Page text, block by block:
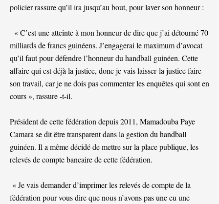
policier rassure qu’il ira jusqu’au bout, pour laver son honneur :
« C’est une atteinte à mon honneur de dire que j’ai détourné 70
milliards de francs guinéens. J’engagerai le maximum d’avocat
qu’il faut pour défendre l’honneur du handball guinéen. Cette
affaire qui est déjà la justice, donc je vais laisser la justice faire
son travail, car je ne dois pas commenter les enquêtes qui sont en
cours », rassure -t-il.
Président de cette fédération depuis 2011, Mamadouba Paye
Camara se dit être transparent dans la gestion du handball
guinéen. Il a même décidé de mettre sur la place publique, les
relevés de compte bancaire de cette fédération.
« Je vais demander d’imprimer les relevés de compte de la
fédération pour vous dire que nous n’avons pas une eu une